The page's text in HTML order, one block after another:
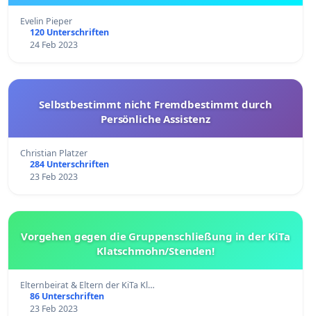
Evelin Pieper
120 Unterschriften
24 Feb 2023
Selbstbestimmt nicht Fremdbestimmt durch
Persönliche Assistenz
Christian Platzer
284 Unterschriften
23 Feb 2023
Vorgehen gegen die Gruppenschließung in der KiTa
Klatschmohn/Stenden!
Elternbeirat & Eltern der KiTa Kl…
86 Unterschriften
23 Feb 2023